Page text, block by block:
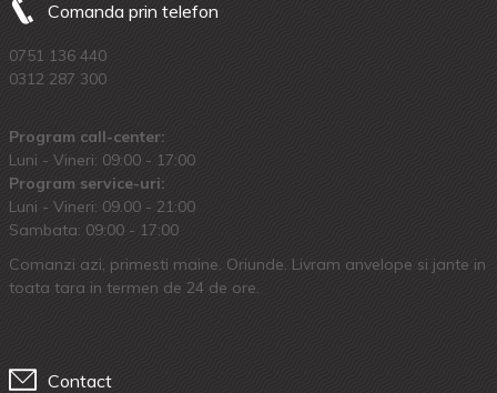
Comanda prin telefon
0751 136 440
0312 287 300
Program call-center:
Luni - Vineri: 09:00 - 17:00
Program service-uri:
Luni - Vineri: 09.00 - 21:00
Sambata: 09:00 - 17:00
Comanzi azi, primesti maine. Oriunde. Livram anvelope si jante in
toata tara in termen de 24 de ore.
Contact